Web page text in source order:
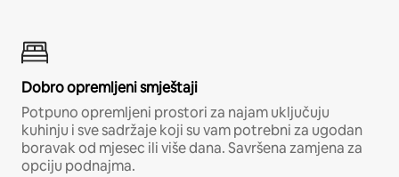
Dobro opremljeni smještaji
Potpuno opremljeni prostori za najam uključuju
kuhinju i sve sadržaje koji su vam potrebni za ugodan
boravak od mjesec ili više dana. Savršena zamjena za
opciju podnajma.